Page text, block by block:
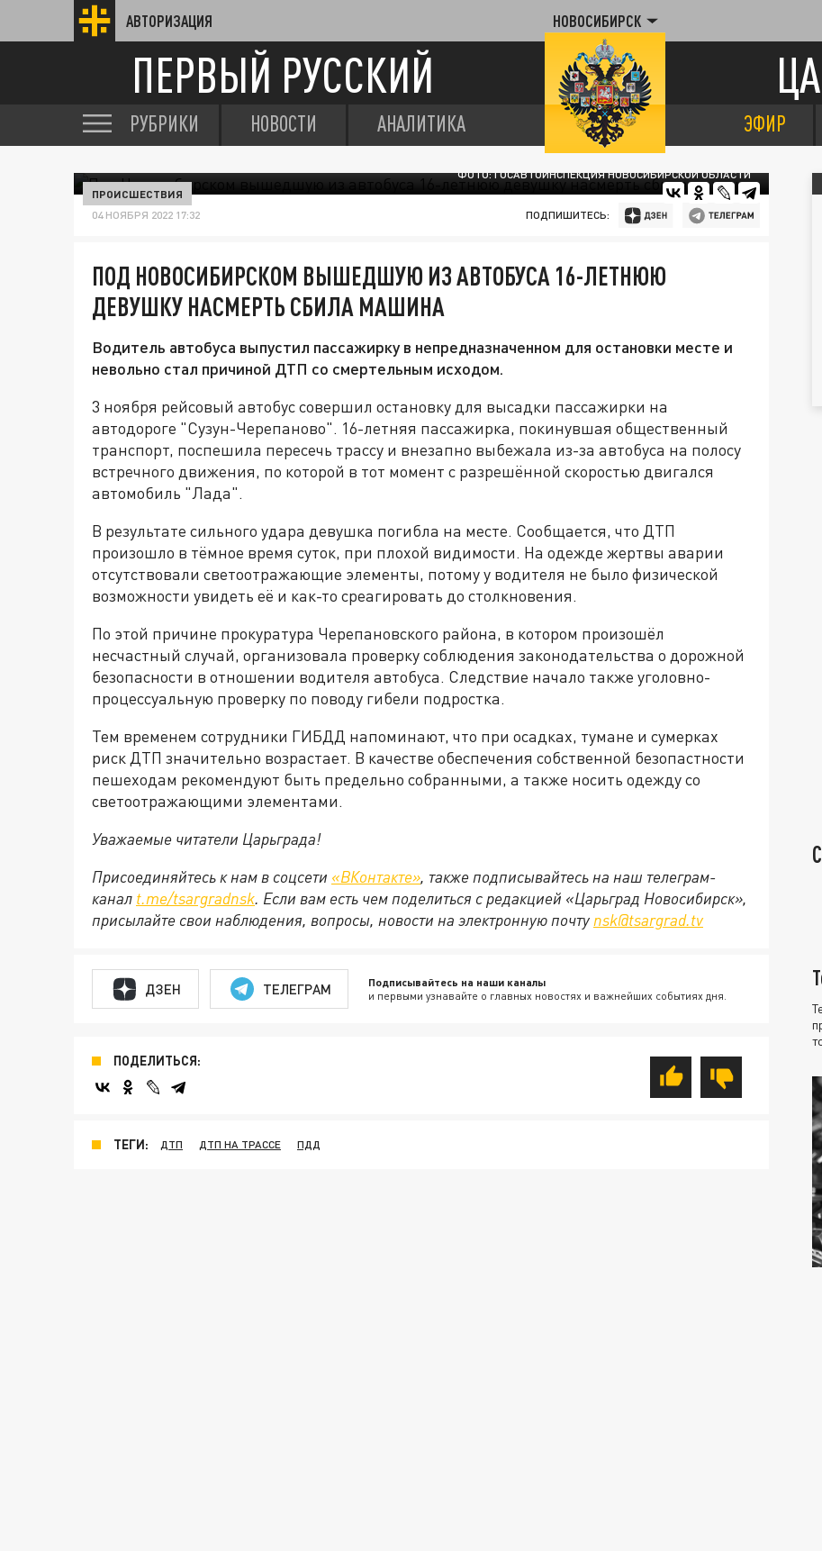
АВТОРИЗАЦИЯ НОВОСИБИРСК
ПЕРВЫЙ РУССКИЙ
РУБРИКИ НОВОСТИ АНАЛИТИКА ЭФИР
ФОТО: ГОСАВТОИНСПЕКЦИЯ НОВОСИБИРСКОЙ ОБЛАСТИ
ПРОИСШЕСТВИЯ
04 НОЯБРЯ 2022 17:32 ПОДПИШИТЕСЬ:
ПОД НОВОСИБИРСКОМ ВЫШЕДШУЮ ИЗ АВТОБУСА 16-ЛЕТНЮЮ
ДЕВУШКУ НАСМЕРТЬ СБИЛА МАШИНА
Водитель автобуса выпустил пассажирку в непредназначенном для остановки месте и
невольно стал причиной ДТП со смертельным исходом.
3 ноября рейсовый автобус совершил остановку для высадки пассажирки на
автодороге "Сузун-Черепаново". 16-летняя пассажирка, покинувшая общественный
транспорт, поспешила пересечь трассу и внезапно выбежала из-за автобуса на полосу
встречного движения, по которой в тот момент с разрешённой скоростью двигался
автомобиль "Лада".
В результате сильного удара девушка погибла на месте. Сообщается, что ДТП
произошло в тёмное время суток, при плохой видимости. На одежде жертвы аварии
отсутствовали светоотражающие элементы, потому у водителя не было физической
возможности увидеть её и как-то среагировать до столкновения.
По этой причине прокуратура Черепановского района, в котором произошёл
несчастный случай, организовала проверку соблюдения законодательства о дорожной
безопасности в отношении водителя автобуса. Следствие начало также уголовно-
процессуальную проверку по поводу гибели подростка.
Тем временем сотрудники ГИБДД напоминают, что при осадках, тумане и сумерках
риск ДТП значительно возрастает. В качестве обеспечения собственной безопастности
пешеходам рекомендуют быть предельно собранными, а также носить одежду со
светоотражающими элементами.
Уважаемые читатели Царьграда!
Присоединяйтесь к нам в соцсети «ВКонтакте», также подписывайтесь на наш телеграм-
канал t.me/tsargradnsk. Если вам есть чем поделиться с редакцией «Царьград Новосибирск»,
присылайте свои наблюдения, вопросы, новости на электронную почту nsk@tsargrad.tv
ДЗЕН ТЕЛЕГРАМ Подписывайтесь на наши каналы
и первыми узнавайте о главных новостях и важнейших событиях дня.
ПОДЕЛИТЬСЯ:
ТЕГИ: ДТП ДТП НА ТРАССЕ ПДД